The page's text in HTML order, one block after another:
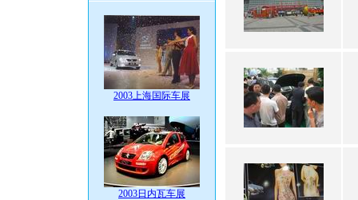
2003上海国际车展
2003日内瓦车展